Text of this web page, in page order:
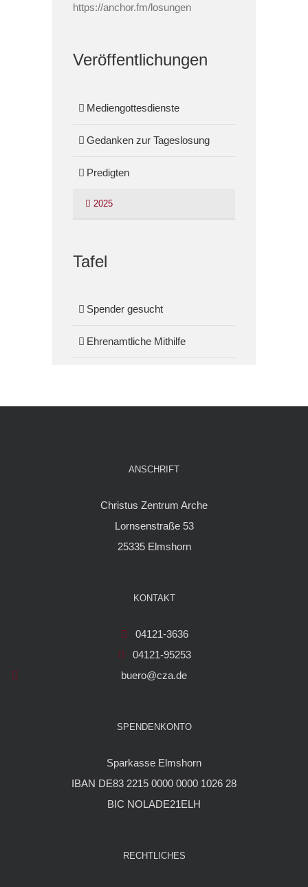
https://anchor.fm/losungen
Veröffentlichungen
Mediengottesdienste
Gedanken zur Tageslosung
Predigten
2025
Tafel
Spender gesucht
Ehrenamtliche Mithilfe
ANSCHRIFT
Christus Zentrum Arche
Lornsenstraße 53
25335 Elmshorn
KONTAKT
04121-3636
04121-95253
buero@cza.de
SPENDENKONTO
Sparkasse Elmshorn
IBAN DE83 2215 0000 0000 1026 28
BIC NOLADE21ELH
RECHTLICHES